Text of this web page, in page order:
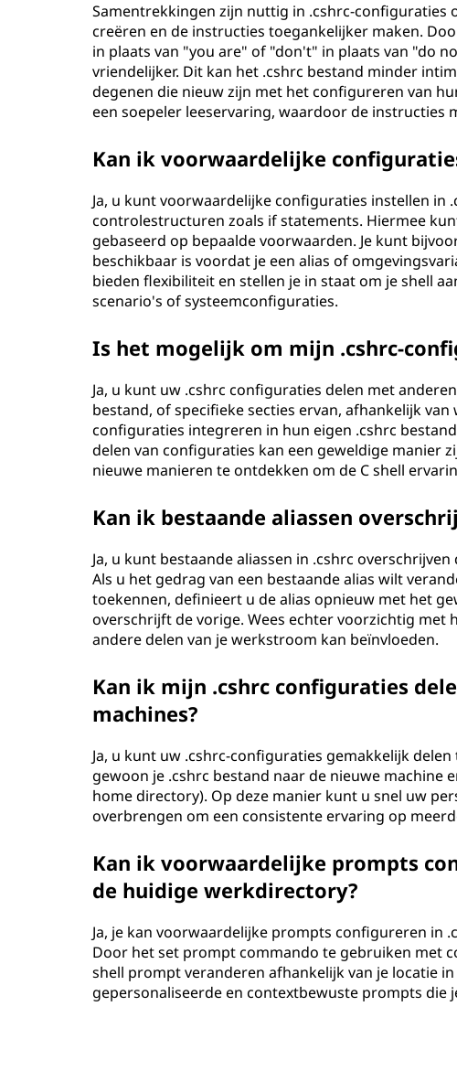
Samentrekkingen zijn nuttig in .cshrc-configuraties
creëren en de instructies toegankelijker maken.
in plaats van "you are" of "don't" in plaats van "do
vriendelijker. Dit kan het .cshrc bestand minder
degenen die nieuw zijn met het configureren van
een soepeler leeservaring, waardoor de instructies
Kan ik voorwaardelijke
Ja, u kunt voorwaardelijke configuraties instellen in
controlestructuren zoals if statements. Hiermee
gebaseerd op bepaalde voorwaarden. Je kunt
beschikbaar is voordat je een alias of
bieden flexibiliteit en stellen je in staat om je shell
scenario's of systeemconfiguraties.
Is het mogelijk om mijn .cshrc-
Ja, u kunt uw .cshrc configuraties delen met
bestand, of specifieke secties ervan, afhankelijk
configuraties integreren in hun eigen .cshrc
delen van configuraties kan een geweldige manier
nieuwe manieren te ontdekken om de C shell
Kan ik bestaande aliassen
Ja, u kunt bestaande aliassen in .cshrc
Als u het gedrag van een bestaande alias wilt
toekennen, definieert u de alias opnieuw met het
overschrijft de vorige. Wees echter voorzichtig met
andere delen van je werkstroom kan beïnvloeden.
Kan ik mijn .cshrc configuraties
machines?
Ja, u kunt uw .cshrc-configuraties gemakkelijk
gewoon je .cshrc bestand naar de nieuwe machine
home directory). Op deze manier kunt u snel uw
overbrengen om een consistente ervaring op
Kan ik voorwaardelijke prompts
de huidige werkdirectory?
Ja, je kan voorwaardelijke prompts configureren in
Door het set prompt commando te gebruiken met
shell prompt veranderen afhankelijk van je locatie
gepersonaliseerde en contextbewuste prompts die